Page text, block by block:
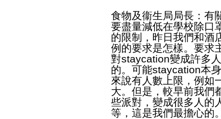
食物及衞生局局長：有
要盡量減低在學校除口
的限制，昨日我們和酒
例的要求是怎樣。要求
對staycation變成許多
的。可能staycation本
來說有人數上限，例如
大。但是，較早前我們
些派對，變成很多人的
等，這是我們最擔心的